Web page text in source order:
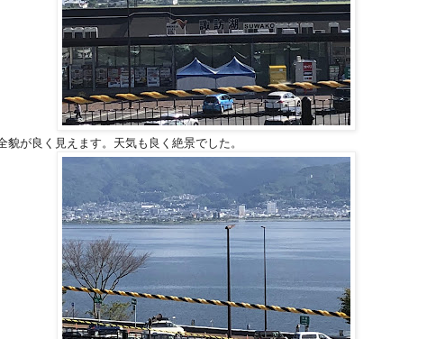
貌が良く見えます。天気も良く絶景でした。